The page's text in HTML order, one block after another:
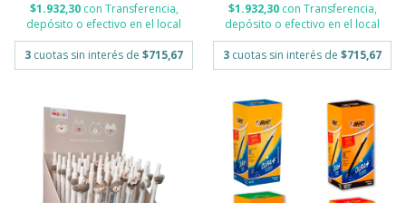
$1.932,30 con Transferencia,
depósito o efectivo en el local
3 cuotas sin interés de $715,67
$1.932,30 con Transferencia,
depósito o efectivo en el local
3 cuotas sin interés de $715,67